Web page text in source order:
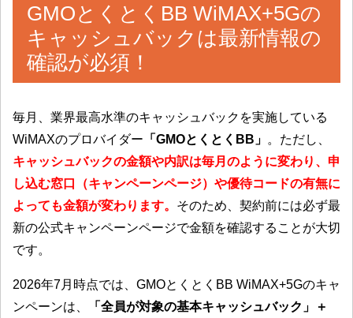
GMOとくとくBB WiMAX+5Gの
キャッシュバックは最新情報の
確認が必須！
毎月、業界最高水準のキャッシュバックを実施している
WiMAXのプロバイダー 「GMOとくとくBB」 。ただし、
キャッシュバックの金額や内訳は毎月のように変わり、申
し込む窓口（キャンペーンページ）や優待コードの有無に
よっても金額が変わります。 そのため、契約前には必ず最
新の公式キャンペーンページで金額を確認することが大切
です。
2026年7月時点では、GMOとくとくBB WiMAX+5Gのキャ
ンペーンは、
「全員が対象の基本キャッシュバック」＋